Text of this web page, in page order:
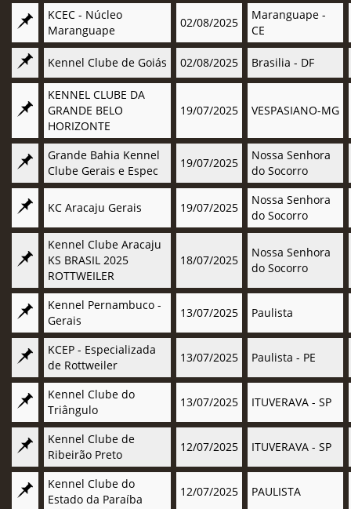
KCEC - Núcleo
Maranguape
02/08/2025
Maranguape -
CE
Kennel Clube de Goiás 02/08/2025 Brasilia - DF
KENNEL CLUBE DA
GRANDE BELO
HORIZONTE
19/07/2025 VESPASIANO-MG
Grande Bahia Kennel
Clube Gerais e Espec
19/07/2025
Nossa Senhora
do Socorro
KC Aracaju Gerais 19/07/2025
Nossa Senhora
do Socorro
Kennel Clube Aracaju
KS BRASIL 2025
ROTTWEILER
18/07/2025
Nossa Senhora
do Socorro
Kennel Pernambuco -
Gerais
13/07/2025 Paulista
KCEP - Especializada
de Rottweiler
13/07/2025 Paulista - PE
Kennel Clube do
Triângulo
13/07/2025 ITUVERAVA - SP
Kennel Clube de
Ribeirão Preto
12/07/2025 ITUVERAVA - SP
Kennel Clube do
Estado da Paraíba
12/07/2025 PAULISTA